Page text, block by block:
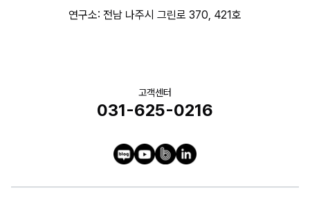
연구소: 전남 나주시 그린로 370, 421호
고객센터
031-625-0216